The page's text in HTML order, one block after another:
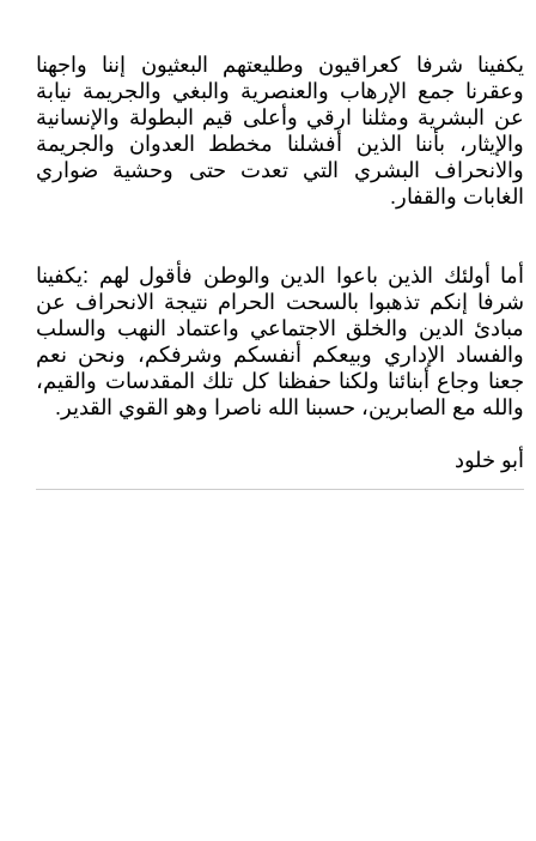
يكفينا شرفا كعراقيون وطليعتهم البعثيون إننا واجهنا
وعقرنا جمع الإرهاب والعنصرية والبغي والجريمة نيابة
عن البشرية ومثلنا ارقي وأعلى قيم البطولة والإنسانية
والإيثار، بأننا الذين أفشلنا مخطط العدوان والجريمة
والانحراف البشري التي تعدت حتى وحشية ضواري
الغابات والقفار.
أما أولئك الذين باعوا الدين والوطن فأقول لهم :يكفينا
شرفا إنكم تذهبوا بالسحت الحرام نتيجة الانحراف عن
مبادئ الدين والخلق الاجتماعي واعتماد النهب والسلب
والفساد الإداري وبيعكم أنفسكم وشرفكم، ونحن نعم
جعنا وجاع أبنائنا ولكنا حفظنا كل تلك المقدسات والقيم،
والله مع الصابرين، حسبنا الله ناصرا وهو القوي القدير.
أبو خلود